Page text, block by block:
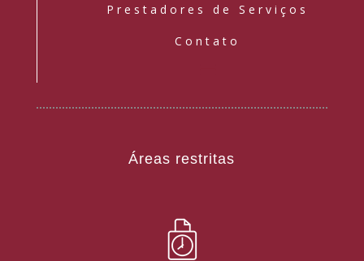
Prestadores de Serviços
Contato
Áreas restritas